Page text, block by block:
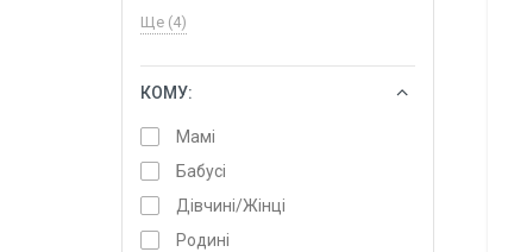
Ще (4)
КОМУ:
Мамі
Бабусі
Дівчині/Жінці
Родині